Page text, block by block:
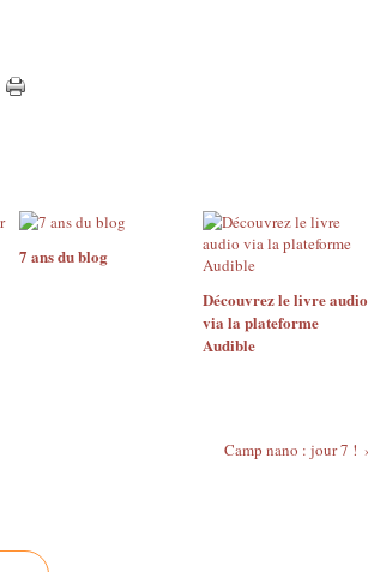
7 ans du blog
Découvrez le livre audio
via la plateforme
Audible
Camp nano : jour 7 !